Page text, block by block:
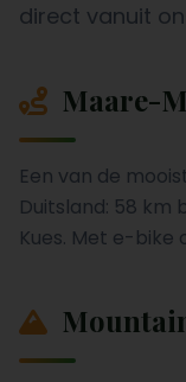
direct vanuit
Maare-
Een van de
Duitsland: 58 km
Kues. Met e-